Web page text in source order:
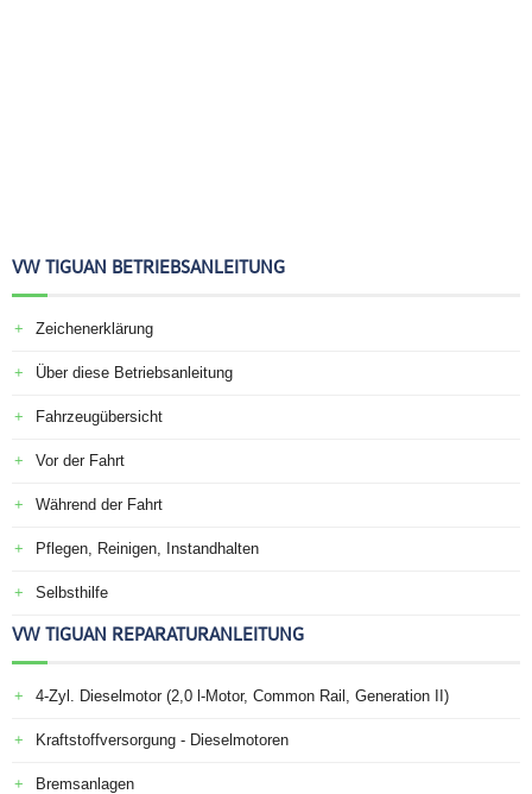
VW TIGUAN BETRIEBSANLEITUNG
Zeichenerklärung
Über diese Betriebsanleitung
Fahrzeugübersicht
Vor der Fahrt
Während der Fahrt
Pflegen, Reinigen, Instandhalten
Selbsthilfe
VW TIGUAN REPARATURANLEITUNG
4-Zyl. Dieselmotor (2,0 l-Motor, Common Rail, Generation II)
Kraftstoffversorgung - Dieselmotoren
Bremsanlagen